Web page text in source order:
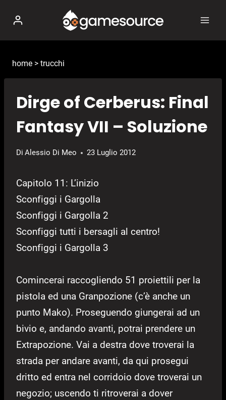
contenuto
home > trucchi
Dirge of Cerberus: Final
Fantasy VII – Soluzione
Di Alessio Di Meo 23 Luglio 2012
Capitolo 11: L’inizio
Sconfiggi i Gargolla
Sconfiggi i Gargolla 2
Sconfiggi tutti i bersagli al centro!
Sconfiggi i Gargolla 3
Comincerai raccogliendo 51 proiettili per la
pistola ed una Granpozione (c’è anche un
punto Mako). Proseguendo giungerai ad un
bivio e, andando avanti, potrai prendere un
Extrapozione. Vai a destra dove troverai la
strada per andare avanti, da qui prosegui
dritto ed entra nel corridoio dove troverai un
negozio; uscendo ti ritroverai a dover